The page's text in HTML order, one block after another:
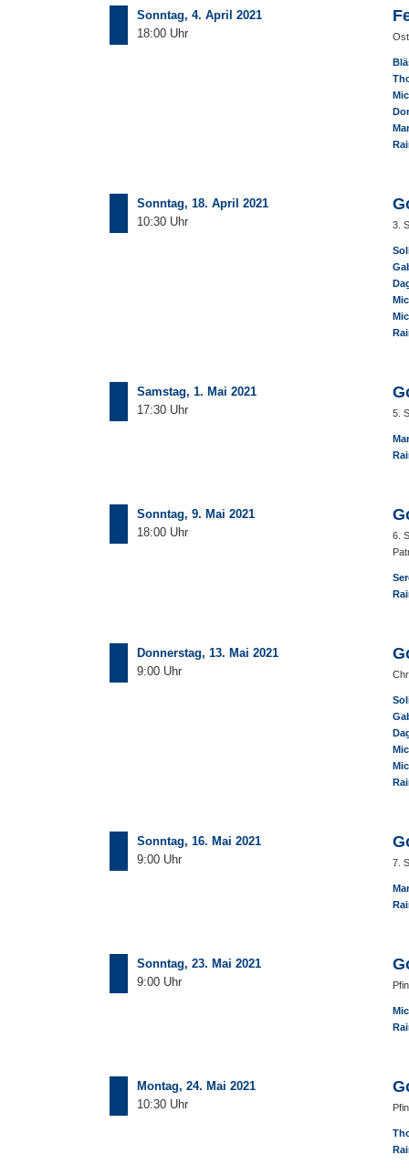
Sonntag, 4. April 2021
18:00 Uhr
Sonntag, 18. April 2021
10:30 Uhr
3.
Samstag, 1. Mai 2021
17:30 Uhr
5.
Sonntag, 9. Mai 2021
18:00 Uhr
6.
Donnerstag, 13. Mai 2021
9:00 Uhr
Sonntag, 16. Mai 2021
9:00 Uhr
7.
Sonntag, 23. Mai 2021
9:00 Uhr
Montag, 24. Mai 2021
10:30 Uhr